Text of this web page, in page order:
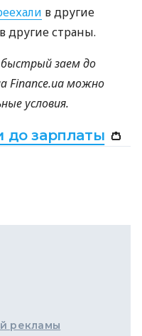
в другие
другие страны.
заем до
Finance.ua можно
условия.
до зарплаты 👛
рекламы